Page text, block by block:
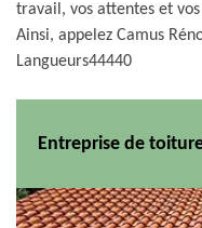
travail, vos attentes et
Ainsi, appelez Camus
Langueurs44440
Entreprise de